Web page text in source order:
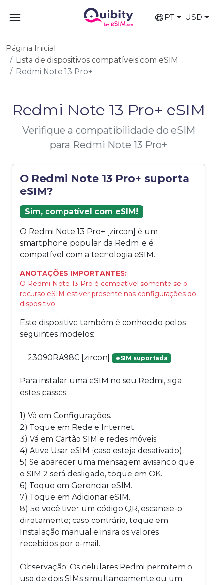
PT USD
Página Inicial
Lista de dispositivos compatíveis com eSIM
Redmi Note 13 Pro+
Redmi Note 13 Pro+ eSIM
Verifique a compatibilidade do eSIM
para Redmi Note 13 Pro+
O Redmi Note 13 Pro+ suporta
eSIM?
Sim, compatível com eSIM!
O Redmi Note 13 Pro+ [zircon] é um
smartphone popular da Redmi e é
compatível com a tecnologia eSIM.
ANOTAÇÕES IMPORTANTES:
O Redmi Note 13 Pro é compatível somente se o
recurso eSIM estiver presente nas configurações do
dispositivo.
Este dispositivo também é conhecido pelos
seguintes modelos:
23090RA98C [zircon] eSIM suportada
Para instalar uma eSIM no seu Redmi, siga
estes passos:
1) Vá em Configurações.
2) Toque em Rede e Internet.
3) Vá em Cartão SIM e redes móveis.
4) Ative Usar eSIM (caso esteja desativado).
5) Se aparecer uma mensagem avisando que
o SIM 2 será desligado, toque em OK.
6) Toque em Gerenciar eSIM.
7) Toque em Adicionar eSIM.
8) Se você tiver um código QR, escaneie-o
diretamente; caso contrário, toque em
Instalação manual e insira os valores
recebidos por e-mail.
Observação: Os celulares Redmi permitem o
uso de dois SIMs simultaneamente ou um